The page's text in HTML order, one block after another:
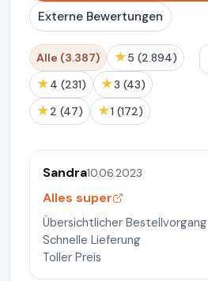
Externe Bewertungen
Alle (3.387) ★ 5 (2.894)
★ 4 (231) ★ 3 (43)
★ 2 (47) ★ 1 (172)
Sandra10.06.2023
Alles super
Übersichtlicher Bestellvorgang
Schnelle Lieferung
Toller Preis